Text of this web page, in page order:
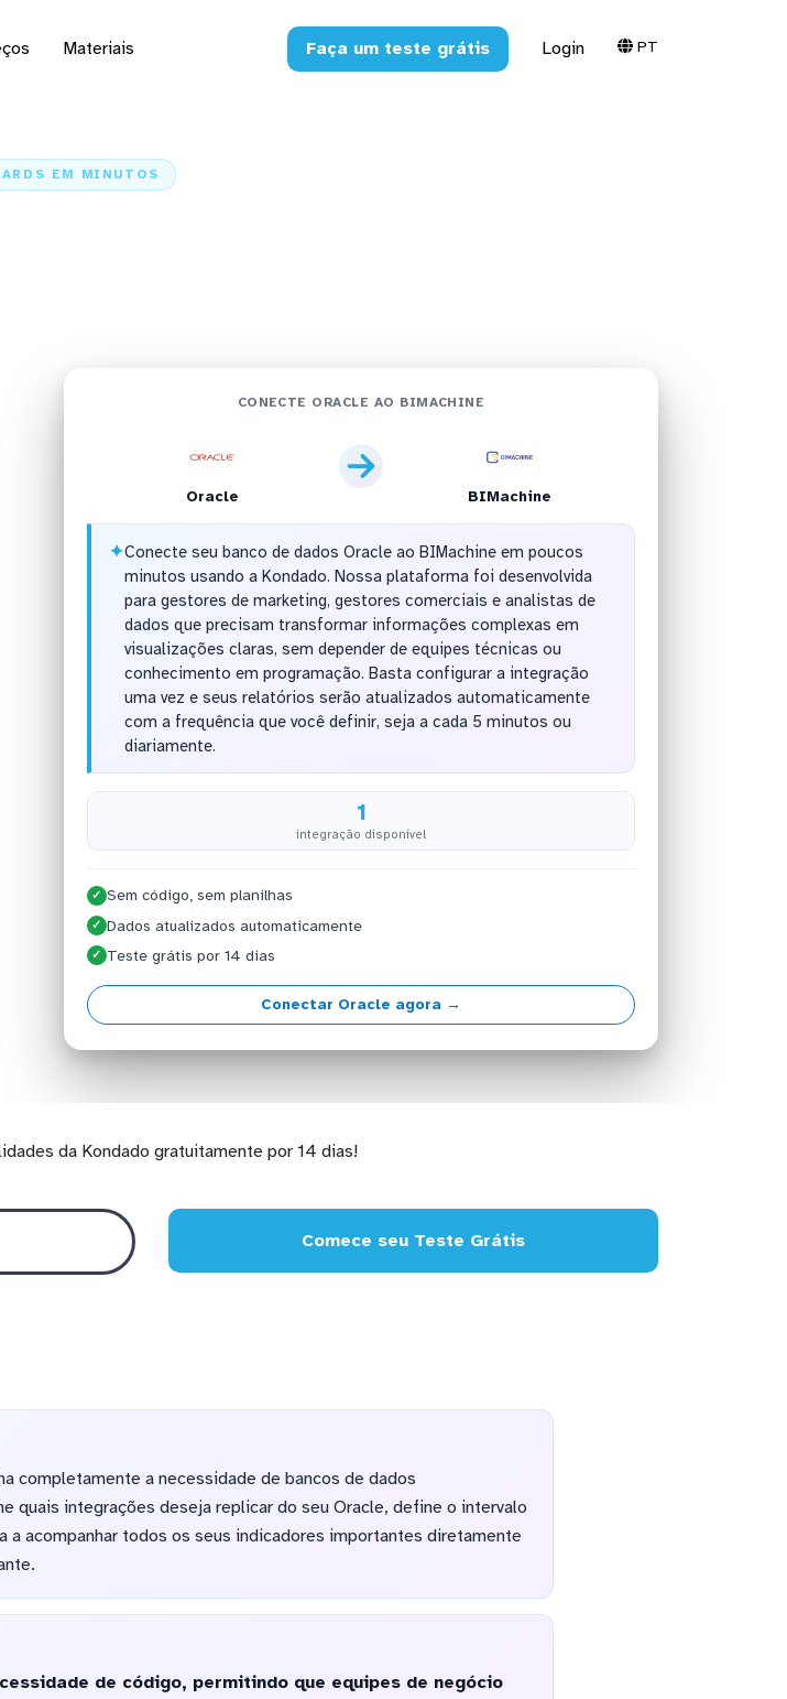
Materiais Faça um teste grátis Login PT
EM MINUTOS
CONECTE ORACLE AO BIMACHINE
Oracle BIMachine
✦Conecte seu banco de dados Oracle ao BIMachine em poucos
minutos usando a Kondado. Nossa plataforma foi desenvolvida
para gestores de marketing, gestores comerciais e analistas de
dados que precisam transformar informações complexas em
visualizações claras, sem depender de equipes técnicas ou
conhecimento em programação. Basta configurar a integração
uma vez e seus relatórios serão atualizados automaticamente
com a frequência que você definir, seja a cada 5 minutos ou
diariamente.
1
integração disponível
✓ Sem código, sem planilhas
✓ Dados atualizados automaticamente
✓ Teste grátis por 14 dias
Conectar Oracle agora →
da Kondado gratuitamente por 14 dias!
Comece seu Teste Grátis
completamente a necessidade de bancos de dados
quais integrações deseja replicar do seu Oracle, define o intervalo
acompanhar todos os seus indicadores importantes diretamente
de código, permitindo que equipes de negócio